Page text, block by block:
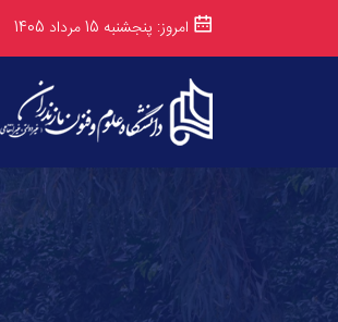
امروز: پنجشنبه 15 مرداد 1405